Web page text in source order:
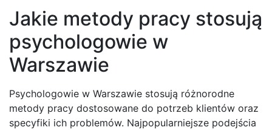
Jakie metody pracy stosują
psychologowie w
Warszawie
Psychologowie w Warszawie stosują różnorodne
metody pracy dostosowane do potrzeb klientów oraz
specyfiki ich problemów. Najpopularniejsze podejścia